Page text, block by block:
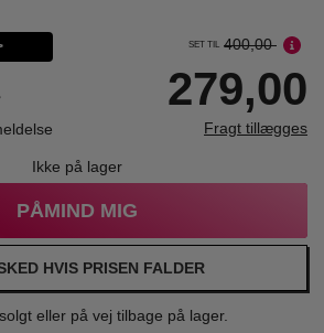
SET TIL 400,00
279,00
Fragt tillægges
Ikke på lager
PÅMIND MIG
HVIS PRISEN FALDER
eller på vej tilbage på lager.